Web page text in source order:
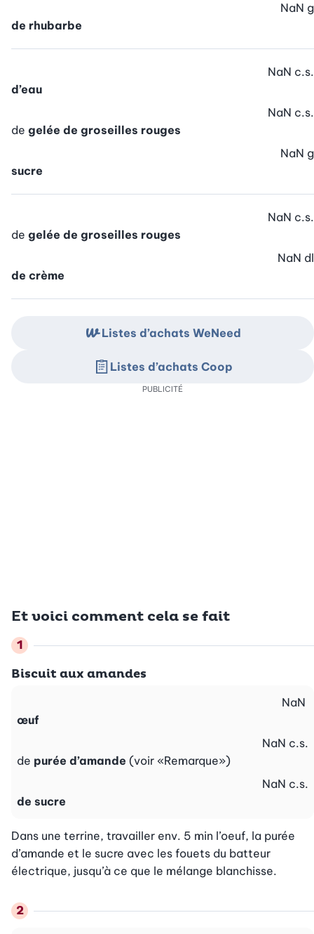
de rhubarbe
NaN g
d’eau
NaN c.s.
de gelée de groseilles rouges
NaN c.s.
sucre
NaN g
de gelée de groseilles rouges
NaN c.s.
de crème
NaN dl
Et voici comment cela se fait
Biscuit aux amandes
œuf
NaN
de purée d’amande (voir «Remarque»)
NaN c.s.
de sucre
NaN c.s.
Dans une terrine, travailler env. 5 min l’oeuf, la purée
d’amande et le sucre avec les fouets du batteur
électrique, jusqu’à ce que le mélange blanchisse.
Listes d’achats WeNeed
Listes d’achats Coop
PUBLICITÉ